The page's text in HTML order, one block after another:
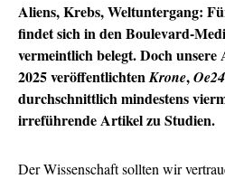
Aliens, Krebs, Weltuntergang:
findet sich in den Boulevard-
vermeintlich belegt. Doch
2025 veröffentlichtenKrone,Oe24
durchschnittlich mindestens
irreführende Artikel zu Studien.
Der Wissenschaft sollten wir